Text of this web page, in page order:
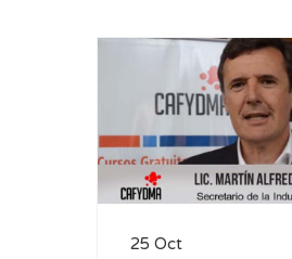
25 Oct